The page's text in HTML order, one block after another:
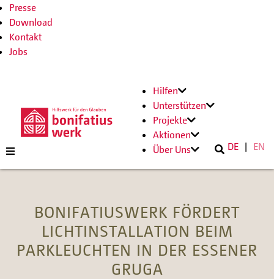
Presse
Download
Kontakt
Jobs
Hilfen
Unterstützen
Projekte
Aktionen
Über Uns
DE EN
BONIFATIUSWERK FÖRDERT
LICHTINSTALLATION BEIM
PARKLEUCHTEN IN DER ESSENER
GRUGA